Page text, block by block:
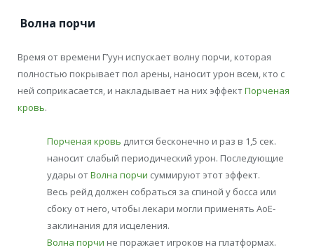
Волна порчи
Время от времени Г’уун испускает волну порчи, которая
полностью покрывает пол арены, наносит урон всем, кто с
ней соприкасается, и накладывает на них эффектПорченая
кровь.
Порченая кровь длится бесконечно и раз в 1,5 сек.
наносит слабый периодический урон. Последующие
удары отВолна порчи суммируют этот эффект.
Весь рейд должен собраться за спиной у босса или
сбоку от него, чтобы лекари могли применять АоЕ-
заклинания для исцеления.
Волна порчи не поражает игроков на платформах.